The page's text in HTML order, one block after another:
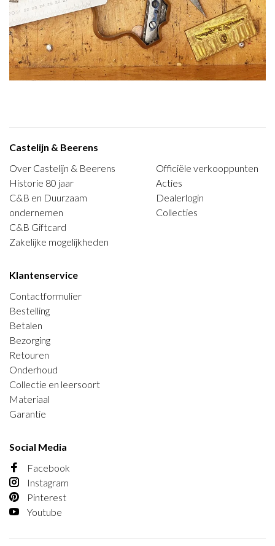
Castelijn & Beerens
Over Castelijn & Beerens
Historie 80 jaar
C&B en Duurzaam
ondernemen
C&B Giftcard
Zakelijke mogelijkheden
Officiële verkooppunten
Acties
Dealerlogin
Collecties
Klantenservice
Contactformulier
Bestelling
Betalen
Bezorging
Retouren
Onderhoud
Collectie en leersoort
Materiaal
Garantie
Social Media
Facebook
Instagram
Pinterest
Youtube